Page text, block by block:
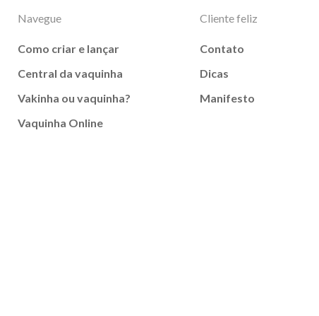
Navegue
Como criar e lançar
Central da vaquinha
Vakinha ou vaquinha?
Vaquinha Online
Cliente feliz
Contato
Dicas
Manifesto